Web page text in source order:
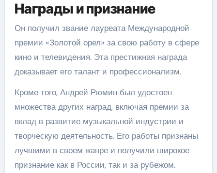
Награды и признание
Он получил звание лауреата Международной
премии «Золотой орел» за свою работу в сфере
кино и телевидения. Эта престижная награда
доказывает его талант и профессионализм.
Кроме того, Андрей Рюмин был удостоен
множества других наград, включая премии за
вклад в развитие музыкальной индустрии и
творческую деятельность. Его работы признаны
лучшими в своем жанре и получили широкое
признание как в России, так и за рубежом.